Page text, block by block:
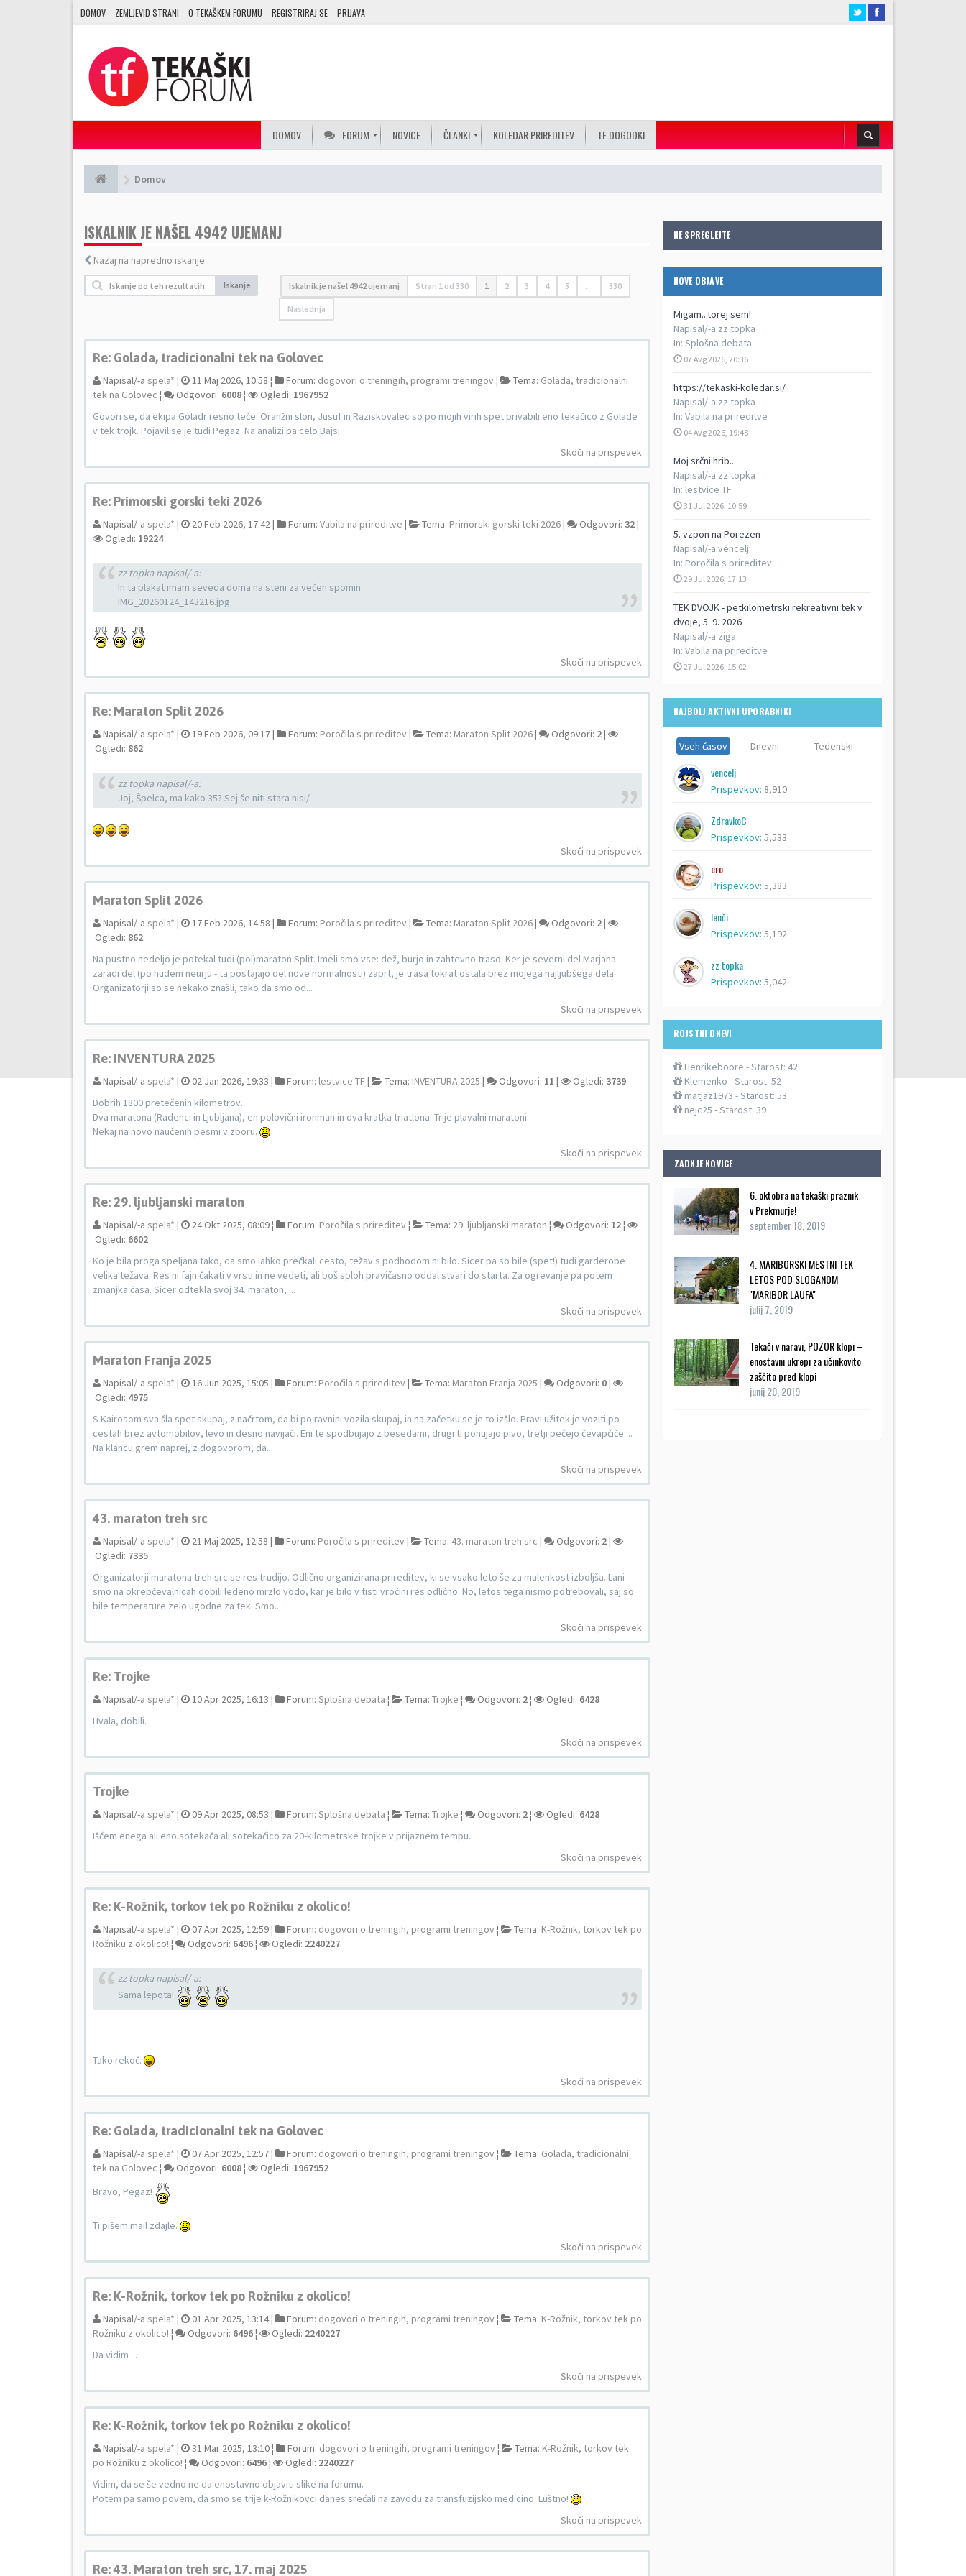
DOMOV ZEMLJEVID STRANI O TEKAŠKEM FORUMU REGISTRIRAJ SE PRIJAVA
DOMOV FORUM NOVICE ČLANKI KOLEDAR PRIREDITEV TF DOGODKI
Domov
NE SPREGLEJTE
NOVE OBJAVE
Migam...torej sem!
Napisal/-a zz topka
In: Splošna debata
07 Avg 2026, 20:36
https://tekaski-koledar.si/
Napisal/-a zz topka
In: Vabila na prireditve
04 Avg 2026, 19:48
Moj srčni hrib..
Napisal/-a zz topka
In: lestvice TF
31 Jul 2026, 10:59
5. vzpon na Porezen
Napisal/-a vencelj
In: Poročila s prireditev
29 Jul 2026, 17:13
TEK DVOJK - petkilometrski rekreativni tek v
dvoje, 5. 9. 2026
Napisal/-a ziga
In: Vabila na prireditve
27 Jul 2026, 15:02
NAJBOLJ AKTIVNI UPORABNIKI
Vseh časov Dnevni Tedenski
vencelj
Prispevkov: 8,910
ZdravkoC
Prispevkov: 5,533
ero
Prispevkov: 5,383
lenči
Prispevkov: 5,192
zz topka
Prispevkov: 5,042
ROJSTNI DNEVI
Henrikeboore - Starost: 42
Klemenko - Starost: 52
matjaz1973 - Starost: 53
nejc25 - Starost: 39
ZADNJE NOVICE
6. oktobra na tekaški praznik
v Prekmurje!
september 18, 2019
4. MARIBORSKI MESTNI TEK
LETOS POD SLOGANOM
''MARIBOR LAUFA''
julij 7, 2019
Tekači v naravi, POZOR klopi –
enostavni ukrepi za učinkovito
zaščito pred klopi
junij 20, 2019
ISKALNIK JE NAŠEL 4942 UJEMANJ
Nazaj na napredno iskanje
Iskanje Iskalnik je našel 4942 ujemanj Stran 1od 330 1 2 3 4 5 … 330
Naslednja
Re: Golada, tradicionalni tek na Golovec
Napisal/-a spela* ¦ 11 Maj 2026, 10:58 ¦ Forum: dogovori o treningih, programi treningov ¦ Tema: Golada, tradicionalni
tek na Golovec ¦ Odgovori: 6008¦ Ogledi: 1967952
Govori se, da ekipa Goladr resno teče. Oranžni slon, Jusuf in Raziskovalec so po mojih virih spet privabili eno tekačico z Golade
v tek trojk. Pojavil se je tudi Pegaz. Na analizi pa celo Bajsi.
Skoči na prispevek
Re: Primorski gorski teki 2026
Napisal/-a spela* ¦ 20 Feb 2026, 17:42 ¦ Forum: Vabila na prireditve ¦ Tema: Primorski gorski teki 2026¦ Odgovori: 32¦
Ogledi: 19224
zz topka napisal/-a:
In ta plakat imam seveda doma na steni za večen spomin.
IMG_20260124_143216.jpg
Skoči na prispevek
Re: Maraton Split 2026
Napisal/-a spela* ¦ 19 Feb 2026, 09:17 ¦ Forum: Poročila s prireditev ¦ Tema: Maraton Split 2026¦ Odgovori: 2¦
Ogledi: 862
zz topka napisal/-a:
Joj, Špelca, ma kako 35? Sej še niti stara nisi/
Skoči na prispevek
Maraton Split 2026
Napisal/-a spela* ¦ 17 Feb 2026, 14:58 ¦ Forum: Poročila s prireditev ¦ Tema: Maraton Split 2026¦ Odgovori: 2¦
Ogledi: 862
Na pustno nedeljo je potekal tudi (pol)maraton Split. Imeli smo vse: dež, burjo in zahtevno traso. Ker je severni del Marjana
zaradi del (po hudem neurju - ta postajajo del nove normalnosti) zaprt, je trasa tokrat ostala brez mojega najljubšega dela.
Organizatorji so se nekako znašli, tako da smo od...
Skoči na prispevek
Re: INVENTURA 2025
Napisal/-a spela* ¦ 02 Jan 2026, 19:33 ¦ Forum: lestvice TF ¦ Tema: INVENTURA 2025 ¦ Odgovori: 11 ¦ Ogledi: 3739
Dobrih 1800 pretečenih kilometrov.
Dva maratona (Radenci in Ljubljana), en polovični ironman in dva kratka triatlona. Trije plavalni maratoni.
Nekaj na novo naučenih pesmi v zboru.
Skoči na prispevek
Re: 29. ljubljanski maraton
Napisal/-a spela* ¦ 24 Okt 2025, 08:09 ¦ Forum: Poročila s prireditev ¦ Tema: 29. ljubljanski maraton ¦ Odgovori: 12¦
Ogledi: 6602
Ko je bila proga speljana tako, da smo lahko prečkali cesto, težav s podhodom ni bilo. Sicer pa so bile (spet!) tudi garderobe
velika težava. Res ni fajn čakati v vrsti in ne vedeti, ali boš sploh pravičasno oddal stvari do starta. Za ogrevanje pa potem
zmanjka časa. Sicer odtekla svoj 34. maraton, ...
Skoči na prispevek
Maraton Franja 2025
Napisal/-a spela* ¦ 16 Jun 2025, 15:05 ¦ Forum: Poročila s prireditev ¦ Tema: Maraton Franja 2025 ¦ Odgovori: 0¦
Ogledi: 4975
S Kairosom sva šla spet skupaj, z načrtom, da bi po ravnini vozila skupaj, in na začetku se je to izšlo. Pravi užitek je voziti po
cestah brez avtomobilov, levo in desno navijači. Eni te spodbujajo z besedami, drugi ti ponujajo pivo, tretji pečejo čevapčiče ...
Na klancu grem naprej, z dogovorom, da...
Skoči na prispevek
43. maraton treh src
Napisal/-a spela* ¦ 21 Maj 2025, 12:58 ¦ Forum: Poročila s prireditev ¦ Tema: 43. maraton treh src ¦ Odgovori: 2¦
Ogledi: 7335
Organizatorji maratona treh src se res trudijo. Odlično organizirana prireditev, ki se vsako leto še za malenkost izboljša. Lani
smo na okrepčevalnicah dobili ledeno mrzlo vodo, kar je bilo v tisti vročini res odlično. No, letos tega nismo potrebovali, saj so
bile temperature zelo ugodne za tek. Smo...
Skoči na prispevek
Re: Trojke
Napisal/-a spela* ¦ 10 Apr 2025, 16:13 ¦ Forum: Splošna debata ¦ Tema: Trojke ¦ Odgovori: 2¦ Ogledi: 6428
Hvala, dobili.
Skoči na prispevek
Trojke
Napisal/-a spela* ¦ 09 Apr 2025, 08:53 ¦ Forum: Splošna debata ¦ Tema: Trojke ¦ Odgovori: 2¦ Ogledi: 6428
Iščem enega ali eno sotekača ali sotekačico za 20-kilometrske trojke v prijaznem tempu.
Skoči na prispevek
Re: K-Rožnik, torkov tek po Rožniku z okolico!
Napisal/-a spela* ¦ 07 Apr 2025, 12:59 ¦ Forum: dogovori o treningih, programi treningov ¦ Tema: K-Rožnik, torkov tek po
Rožniku z okolico! ¦ Odgovori: 6496¦ Ogledi: 2240227
zz topka napisal/-a:
Sama lepota!
Tako rekoč.
Skoči na prispevek
Re: Golada, tradicionalni tek na Golovec
Napisal/-a spela* ¦ 07 Apr 2025, 12:57 ¦ Forum: dogovori o treningih, programi treningov ¦ Tema: Golada, tradicionalni
tek na Golovec ¦ Odgovori: 6008¦ Ogledi: 1967952
Bravo, Pegaz!
Ti pišem mail zdajle.
Skoči na prispevek
Re: K-Rožnik, torkov tek po Rožniku z okolico!
Napisal/-a spela* ¦ 01 Apr 2025, 13:14 ¦ Forum: dogovori o treningih, programi treningov ¦ Tema: K-Rožnik, torkov tek po
Rožniku z okolico! ¦ Odgovori: 6496¦ Ogledi: 2240227
Da vidim ...
Skoči na prispevek
Re: K-Rožnik, torkov tek po Rožniku z okolico!
Napisal/-a spela* ¦ 31 Mar 2025, 13:10 ¦ Forum: dogovori o treningih, programi treningov ¦ Tema: K-Rožnik, torkov tek
po Rožniku z okolico! ¦ Odgovori: 6496¦ Ogledi: 2240227
Vidim, da se še vedno ne da enostavno objaviti slike na forumu.
Potem pa samo povem, da smo se trije k-Rožnikovci danes srečali na zavodu za transfuzijsko medicino. Luštno!
Skoči na prispevek
Re: 43. Maraton treh src, 17. maj 2025